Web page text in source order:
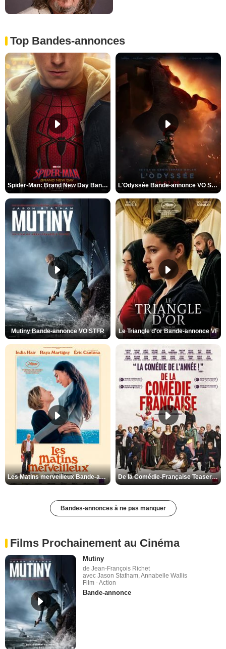
Top Bandes-annonces
Spider-Man: Brand New Day Bande-annonce VO STFR L'Odyssée Bande-annonce VO STFR
Mutiny Bande-annonce VO STFR Le Triangle d'or Bande-annonce VF
Les Matins merveilleux Bande-annonce VF De la Comédie-Française Teaser VF
Bandes-annonces à ne pas manquer
Films Prochainement au Cinéma
Mutiny
de Jean-François Richet
avec Jason Statham, Annabelle Wallis
Film - Action
Bande-annonce